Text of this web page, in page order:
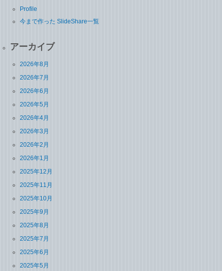
Profile
今まで作った SlideShare一覧
アーカイブ
2026年8月
2026年7月
2026年6月
2026年5月
2026年4月
2026年3月
2026年2月
2026年1月
2025年12月
2025年11月
2025年10月
2025年9月
2025年8月
2025年7月
2025年6月
2025年5月